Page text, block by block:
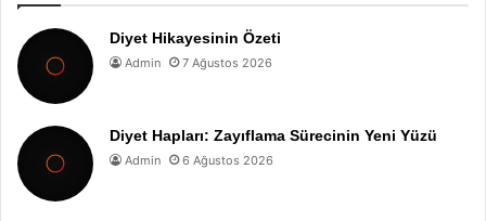
Diyet Hikayesinin Özeti
Admin 7 Ağustos 2026
Diyet Hapları: Zayıflama Sürecinin Yeni Yüzü
Admin 6 Ağustos 2026